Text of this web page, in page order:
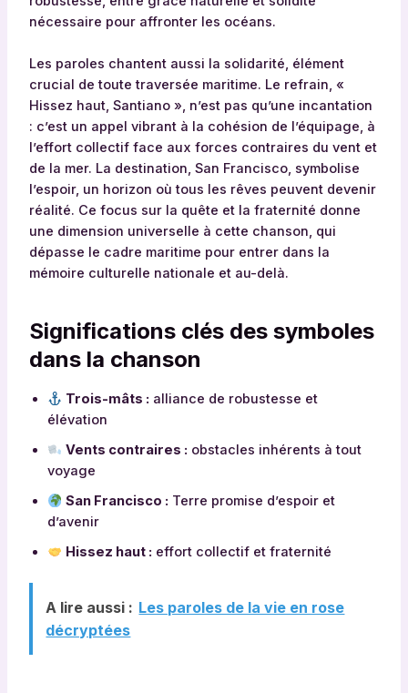
nécessaire pour affronter les océans.
Les paroles chantent aussi la solidarité, élément
crucial de toute traversée maritime. Le refrain, «
Hissez haut, Santiano », n’est pas qu’une incantation
: c’est un appel vibrant à la cohésion de l’équipage, à
l’effort collectif face aux forces contraires du vent et
de la mer. La destination, San Francisco, symbolise
l’espoir, un horizon où tous les rêves peuvent devenir
réalité. Ce focus sur la quête et la fraternité donne
une dimension universelle à cette chanson, qui
dépasse le cadre maritime pour entrer dans la
mémoire culturelle nationale et au-delà.
Significations clés des symboles
dans la chanson
Trois-mâts : alliance de robustesse et
élévation
Vents contraires : obstacles inhérents à tout
voyage
San Francisco : Terre promise d’espoir et
d’avenir
Hissez haut : effort collectif et fraternité
A lire aussi : Les paroles de la vie en rose
décryptées